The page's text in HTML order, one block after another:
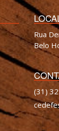
Rua
Belo
(31)